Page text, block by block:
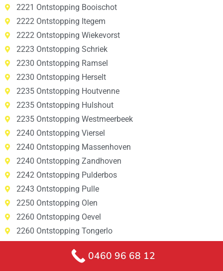
2221 Ontstopping Booischot
2222 Ontstopping Itegem
2222 Ontstopping Wiekevorst
2223 Ontstopping Schriek
2230 Ontstopping Ramsel
2230 Ontstopping Herselt
2235 Ontstopping Houtvenne
2235 Ontstopping Hulshout
2235 Ontstopping Westmeerbeek
2240 Ontstopping Viersel
2240 Ontstopping Massenhoven
2240 Ontstopping Zandhoven
2242 Ontstopping Pulderbos
2243 Ontstopping Pulle
2250 Ontstopping Olen
2260 Ontstopping Oevel
2260 Ontstopping Tongerlo
2260 Ontstopping Zoerle-Parwijs
0460 96 68 12